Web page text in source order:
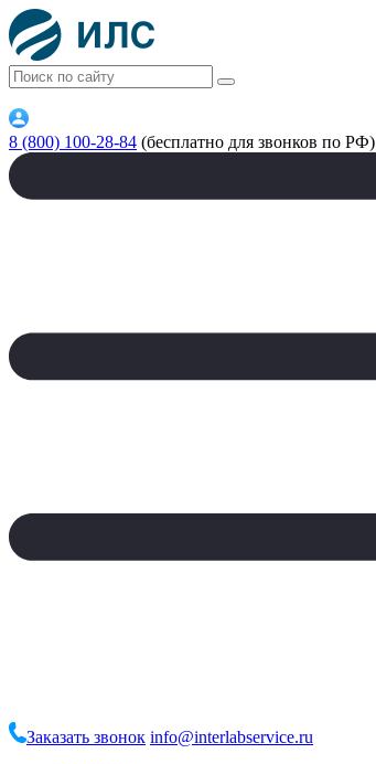
8 (800) 100-28-84 (бесплатно для звонков по РФ)
Заказать звонок info@interlabservice.ru